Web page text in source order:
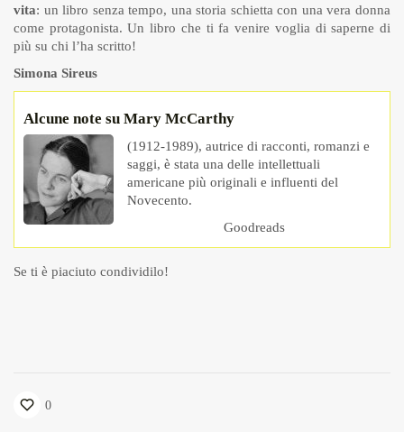
vita: un libro senza tempo, una storia schietta con una vera donna
come protagonista. Un libro che ti fa venire voglia di saperne di
più su chi l’ha scritto!
Simona Sireus
Alcune note su Mary McCarthy
(1912-1989), autrice di racconti, romanzi e
saggi, è stata una delle intellettuali
americane più originali e influenti del
Novecento.
Goodreads
Se ti è piaciuto condividilo!
0